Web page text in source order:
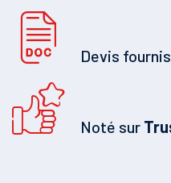
Devis fournis
Noté sur